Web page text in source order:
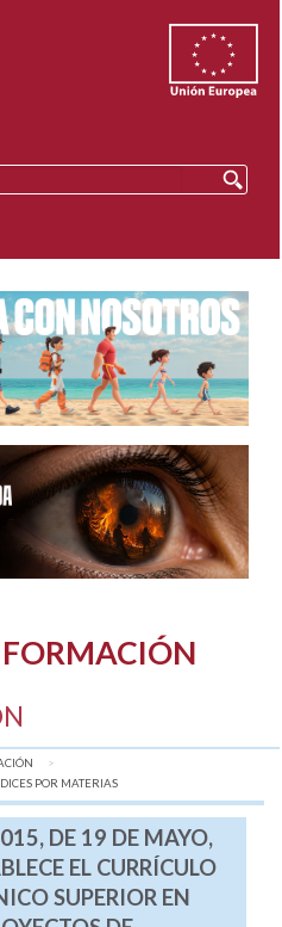
POR MATERIAS
DE 19 DE MAYO,
EL CURRÍCULO
SUPERIOR EN